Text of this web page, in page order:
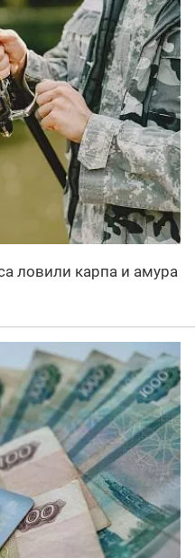
ловили карпа и амура